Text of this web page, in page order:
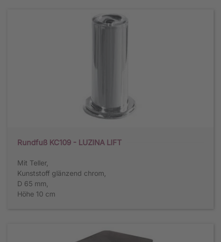
Rundfuß KC109 - LUZINA LIFT
Mit Teller,
Kunststoff glänzend chrom,
D 65 mm,
Höhe 10 cm